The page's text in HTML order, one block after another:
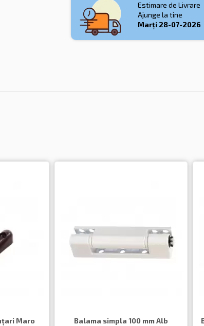
Estimare de Livrare
Ajunge la tine
Marți 28-07-2026
Maro Balama simpla 100 mm Alb